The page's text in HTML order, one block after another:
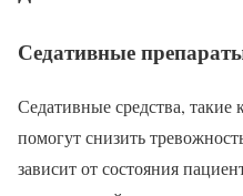
Седативные
Седативные средства, такие
помогут снизить
зависит от состояния